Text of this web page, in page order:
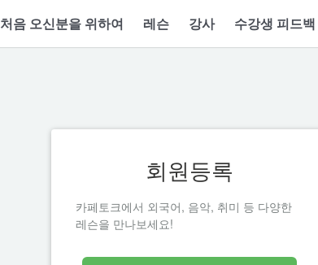
처음 오신분을 위하여 레슨 강사 수강생 피드백
회원등록
카페토크에서 외국어, 음악, 취미 등 다양한
레슨을 만나보세요!